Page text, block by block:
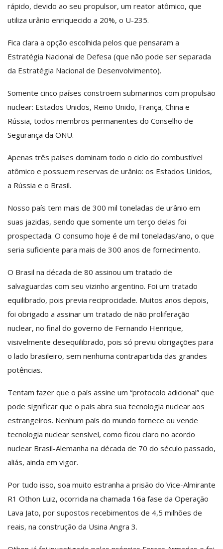
rápido, devido ao seu propulsor, um reator atômico, que
utiliza urânio enriquecido a 20%, o U-235.
Fica clara a opção escolhida pelos que pensaram a
Estratégia Nacional de Defesa (que não pode ser separada
da Estratégia Nacional de Desenvolvimento).
Somente cinco países constroem submarinos com propulsão
nuclear: Estados Unidos, Reino Unido, França, China e
Rússia, todos membros permanentes do Conselho de
Segurança da ONU.
Apenas três países dominam todo o ciclo do combustível
atômico e possuem reservas de urânio: os Estados Unidos,
a Rússia e o Brasil.
Nosso país tem mais de 300 mil toneladas de urânio em
suas jazidas, sendo que somente um terço delas foi
prospectada. O consumo hoje é de mil toneladas/ano, o que
seria suficiente para mais de 300 anos de fornecimento.
O Brasil na década de 80 assinou um tratado de
salvaguardas com seu vizinho argentino. Foi um tratado
equilibrado, pois previa reciprocidade. Muitos anos depois,
foi obrigado a assinar um tratado de não proliferação
nuclear, no final do governo de Fernando Henrique,
visivelmente desequilibrado, pois só previu obrigações para
o lado brasileiro, sem nenhuma contrapartida das grandes
potências.
Tentam fazer que o país assine um “protocolo adicional” que
pode significar que o país abra sua tecnologia nuclear aos
estrangeiros. Nenhum país do mundo fornece ou vende
tecnologia nuclear sensível, como ficou claro no acordo
nuclear Brasil-Alemanha na década de 70 do século passado,
aliás, ainda em vigor.
Por tudo isso, soa muito estranha a prisão do Vice-Almirante
R1 Othon Luiz, ocorrida na chamada 16a fase da Operação
Lava Jato, por supostos recebimentos de 4,5 milhões de
reais, na construção da Usina Angra 3.